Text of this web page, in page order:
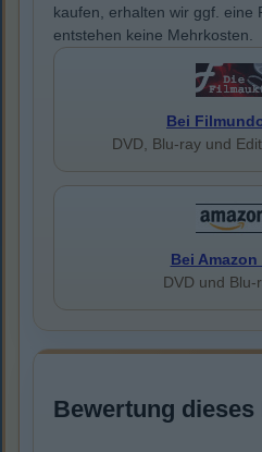
kaufen, erhalten wir ggf. eine
entstehen keine Mehrkosten.
Bei
DVD, Blu-ray und
Bei
DVD und Blu-
Bewertung dieses